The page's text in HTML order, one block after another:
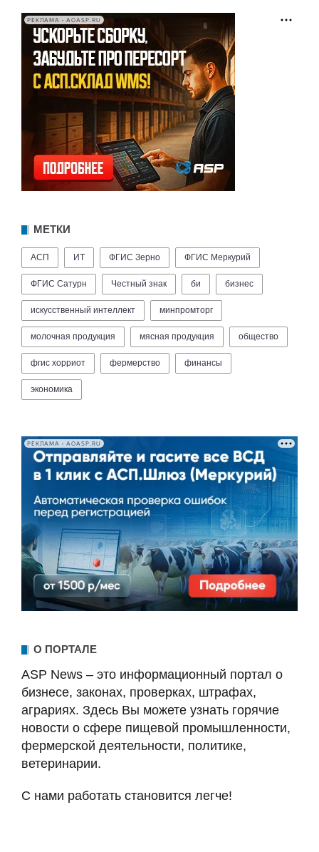
РЕКЛАМА • AOASP.RU
МЕТКИ
АСП ИТ ФГИС Зерно ФГИС Меркурий
ФГИС Сатурн Честный знак би бизнес
искусственный интеллект минпромторг
молочная продукция мясная продукция общество
фгис хорриот фермерство финансы
экономика
РЕКЛАМА • AOASP.RU
О ПОРТАЛЕ
ASP News – это информационный портал о
бизнесе, законах, проверках, штрафах,
аграриях. Здесь Вы можете узнать горячие
новости о сфере пищевой промышленности,
фермерской деятельности, политике,
ветеринарии.
С нами работать становится легче!